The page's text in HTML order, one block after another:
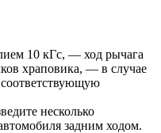
10 кГс, — ход рычага
храповика, — в случае
несколько
задним ходом.